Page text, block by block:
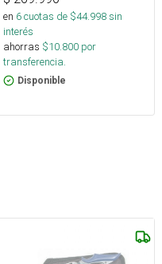
en 6cuotas de $44.998sin
interés
ahorras $10.800 por
transferencia.
Disponible